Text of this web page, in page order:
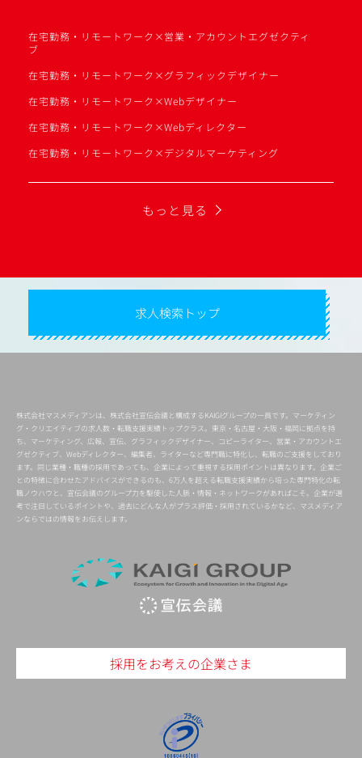
在宅勤務・リモートワーク×営業・アカウントエグゼクティ
ブ
在宅勤務・リモートワーク×グラフィックデザイナー
在宅勤務・リモートワーク×Webデザイナー
在宅勤務・リモートワーク×Webディレクター
在宅勤務・リモートワーク×デジタルマーケティング
もっと見る
求人検索トップ
株式会社マスメディアンは、株式会社宣伝会議と構成するKAIGIグループの一員です。マーケティン
グ・クリエイティブの求人数・転職支援実績トップクラス。東京・名古屋・大阪・福岡に拠点を持
ち、マーケティング、広報、宣伝、グラフィックデザイナー、コピーライター、営業・アカウントエ
グゼクティブ、Webディレクター、編集者、ライターなど専門職に特化し、転職のご支援をしており
ます。同じ業種・職種の採用であっても、企業によって重視する採用ポイントは異なります。企業ご
との特徴に合わせたアドバイスができるのも、6万人を超える転職支援実績から培った専門特化の転
職ノウハウと、宣伝会議のグループ力を駆使した人脈・情報・ネットワークがあればこそ。企業が選
考で注目しているポイントや、過去にどんな人がプラス評価・採用されているかなど、マスメディア
ンならではの情報をお伝えします。
採用をお考えの企業さま